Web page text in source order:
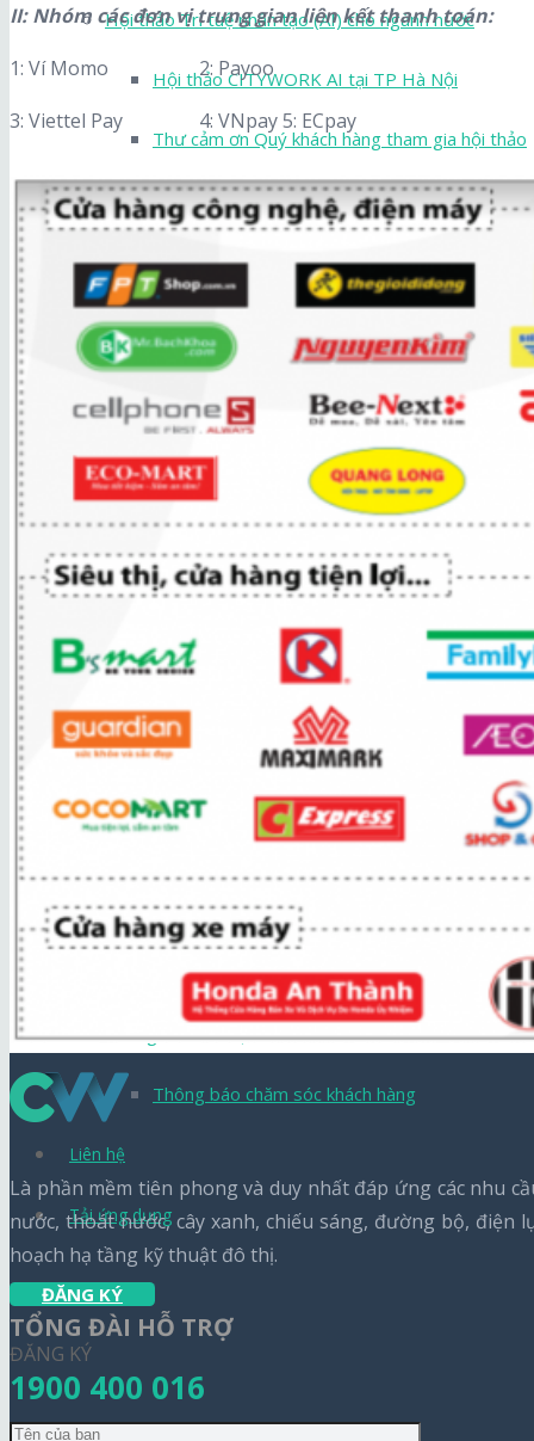
Hội thảo Trí tuệ nhân tạo (AI) cho ngành nước
Hội thảo CITYWORK AI tại TP Hà Nội
Thư cảm ơn Quý khách hàng tham gia hội thảo
Hội thảo CITYWORK AI tại TP Hồ Chí Minh
Thông cáo báo chí
Hội thảo CITYWORK AI tại Hà Nội
Hội thảo CITYWORK AI tại TP Hồ Chí Minh
Hội thảo cấp nước
Hội thảo cấp nước nông thôn tại TP. Hà Nội
Hội thảo Cấp nước Nông thôn tại TP.Hải
Hội thảo Cấp nước Đô thị khu vực miền Nam
Hội thảo quản lý đô thị
Hội thảo quản lý hạ tầng đô thị Thái Bình
Tin công nghệ
Báo chí nói về chúng tôi
Thông báo hỗ trợ
Thông báo chăm sóc khách hàng
Liên hệ
Tải ứng dụng
ĐĂNG KÝ
ĐĂNG KÝ
II: Nhóm các đơn vị trung gian liên kết thanh toán:
1: Ví Momo 2: Payoo
3: Viettel Pay 4: VNpay 5: ECpay
Là phần mềm tiên phong và duy nhất đáp ứng các nhu
nước, thoát nước, cây xanh, chiếu sáng, đường bộ,
hoạch hạ tầng kỹ thuật đô thị.
TỔNG ĐÀI HỖ TRỢ
1900 400 016